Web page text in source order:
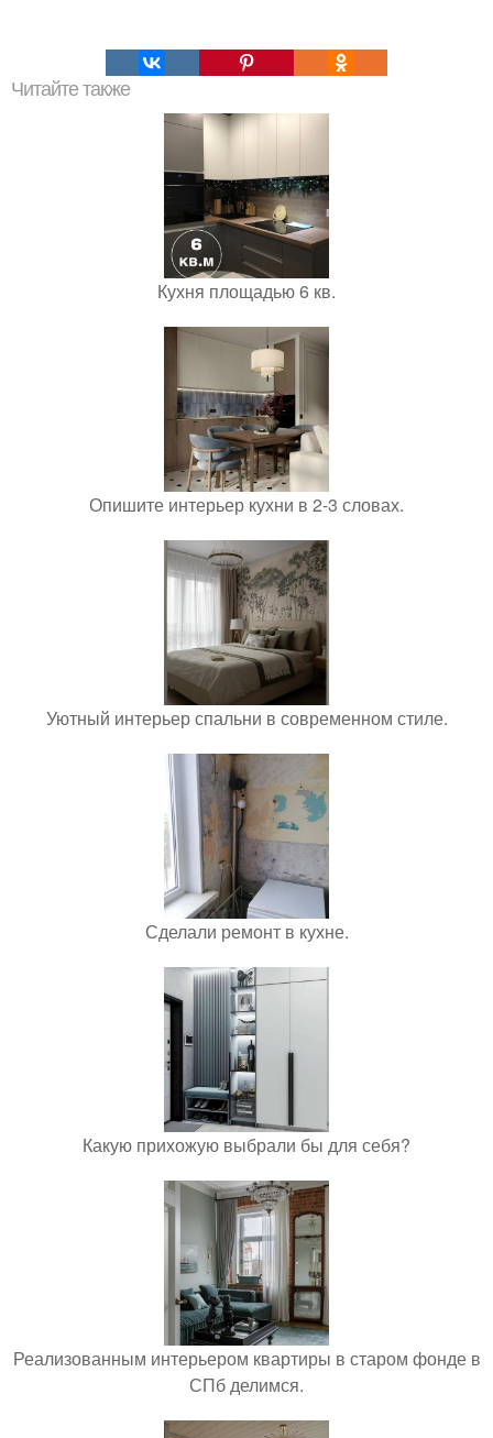
Читайте также
Кухня площадью 6 кв.
Опишите интерьер кухни в 2-3 словах.
Уютный интерьер спальни в современном стиле.
Сделали ремонт в кухне.
Какую прихожую выбрали бы для себя?
Реализованным интерьером квартиры в старом фонде в
СПб делимся.